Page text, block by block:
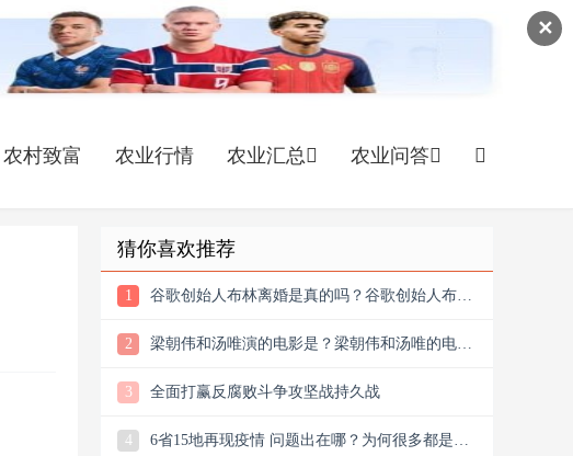
✕
农村致富 农业行情 农业汇总 农业问答
猜你喜欢推荐
1
谷歌创始人布林离婚是真的吗？谷歌创始人布林
2
梁朝伟和汤唯演的电影是？梁朝伟和汤唯的电影
3
全面打赢反腐败斗争攻坚战持久战
4
6省15地再现疫情 问题出在哪？为何很多都是不